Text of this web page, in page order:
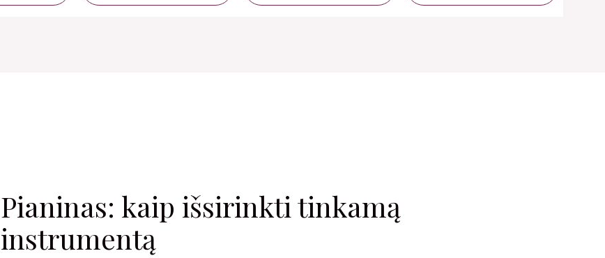
Pianinas: kaip išsirinkti tinkamą
instrumentą